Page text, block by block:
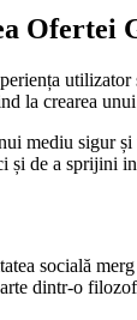
Ofertei
la crearea unui
mediu sigur
și de a sprijini
socială
dintr-o